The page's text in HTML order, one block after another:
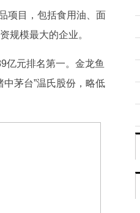
项目，包括食用油、面
规模最大的企业。
亿元排名第一。金龙鱼
茅台”温氏股份，略低